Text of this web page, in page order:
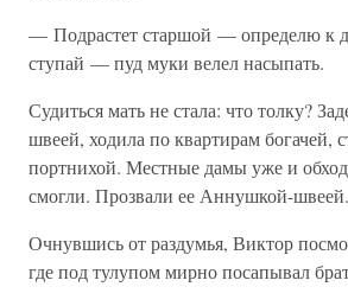
— Подрастет старшой — определю к
ступай — пуд муки велел насыпать.
Судиться мать не стала: что толку?
швеей, ходила по квартирам богачей,
портнихой. Местные дамы уже и
смогли. Прозвали ее Аннушкой-швеей.
Очнувшись от раздумья, Виктор
где под тулупом мирно посапывал